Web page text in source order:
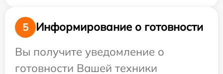
5
Информирование о готовности
Вы получите уведомление о
готовности Вашей техники